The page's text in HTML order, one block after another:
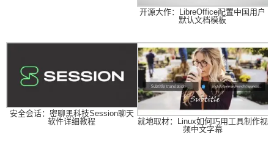
开源大作：LibreOffice配置中国用户
默认文档模板
安全会话：密聊黑科技Session聊天
软件详细教程
就地取材：Linux如何巧用工具制作视
频中文字幕